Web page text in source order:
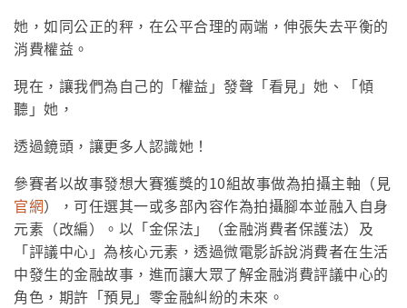
她，如同公正的秤，在公平合理的兩端，伸張失去平衡的
消費權益。
現在，讓我們為自己的「權益」發聲「看見」她、「傾
聽」她，
透過鏡頭，讓更多人認識她！
參賽者以故事發想大賽獲獎的10組故事做為拍攝主軸（見
官網），可任選其一或多部內容作為拍攝腳本並融入自身
元素（改編）。以「金保法」（金融消費者保護法）及
「評議中心」為核心元素，透過微電影訴說消費者在生活
中發生的金融故事，進而讓大眾了解金融消費評議中心的
角色，期許「預見」零金融糾紛的未來。